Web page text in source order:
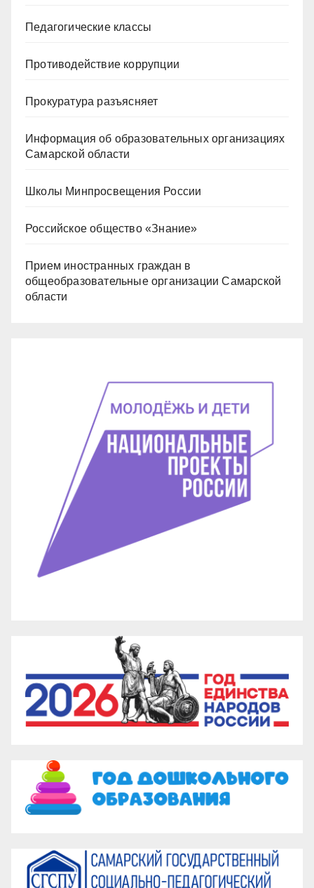
Педагогические классы
Противодействие коррупции
Прокуратура разъясняет
Информация об образовательных организациях
Самарской области
Школы Минпросвещения России
Российское общество «Знание»
Прием иностранных граждан в
общеобразовательные организации Самарской
области